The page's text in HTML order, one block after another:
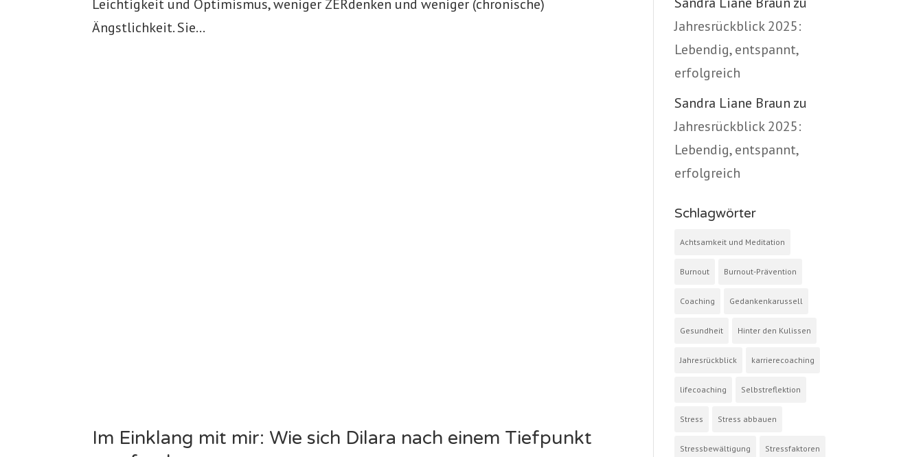
Leichtigkeit und Optimismus, weniger ZERdenken und weniger (chronische)
Ängstlichkeit. Sie...
Im Einklang mit mir: Wie sich Dilara nach einem Tiefpunkt
Jahresrückblick 2025:
Lebendig, entspannt,
erfolgreich
Sandra Liane Braun zu
Jahresrückblick 2025:
Lebendig, entspannt,
erfolgreich
Schlagwörter
Achtsamkeit und Meditation
Burnout Burnout-Prävention
Coaching Gedankenkarussell
Gesundheit Hinter den Kulissen
Jahresrückblick karrierecoaching
lifecoaching Selbstreflektion
Stress Stress abbauen
Stressbewältigung Stressfaktoren